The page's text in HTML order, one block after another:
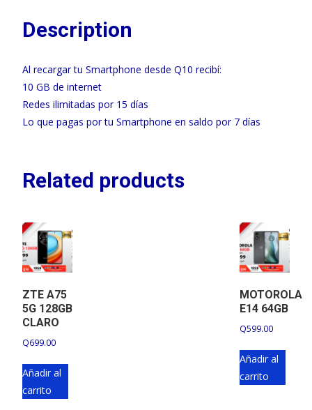
Description
Al recargar tu Smartphone desde Q10 recibí:
10 GB de internet
Redes ilimitadas por 15 días
Lo que pagas por tu Smartphone en saldo por 7 días
Related products
ZTE A75
5G 128GB
CLARO
Q699.00
Añadir al
carrito
MOTOROLA
E14 64GB
Q599.00
Añadir al
carrito